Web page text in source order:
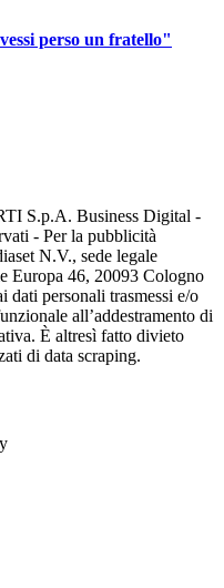
perso un fratello"
S.p.A. Business Digital -
- Per la pubblicità
N.V., sede legale
Europa 46, 20093 Cologno
dati personali trasmessi e/o
all’addestramento di
È altresì fatto divieto
di data scraping.